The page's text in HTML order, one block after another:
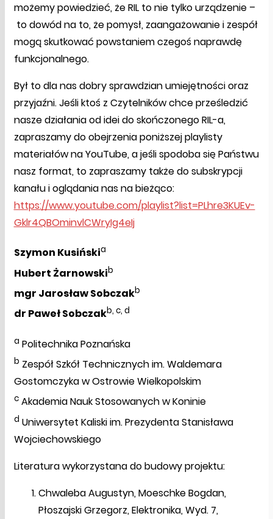
możemy powiedzieć, że RIL to nie tylko urządzenie –
to dowód na to, że pomysł, zaangażowanie i zespół
mogą skutkować powstaniem czegoś naprawdę
funkcjonalnego.
Był to dla nas dobry sprawdzian umiejętności oraz
przyjaźni. Jeśli ktoś z Czytelników chce prześledzić
nasze działania od idei do skończonego RIL-a,
zapraszamy do obejrzenia poniższej playlisty
materiałów na YouTube, a jeśli spodoba się Państwu
nasz format, to zapraszamy także do subskrypcji
kanału i oglądania nas na bieżąco:
https://www.youtube.com/playlist?list=PLhre3KUEv-
Gklr4QBOminvlCWryIg4eIj
Szymon Kusińskia
Hubert Żarnowskib
mgr Jarosław Sobczakb
dr Paweł Sobczakb, c, d
a Politechnika Poznańska
b Zespół Szkół Technicznych im. Waldemara
Gostomczyka w Ostrowie Wielkopolskim
cAkademia Nauk Stosowanych w Koninie
d Uniwersytet Kaliski im. Prezydenta Stanisława
Wojciechowskiego
Literatura wykorzystana do budowy projektu:
Chwaleba Augustyn, Moeschke Bogdan,
Płoszajski Grzegorz, Elektronika, Wyd. 7,